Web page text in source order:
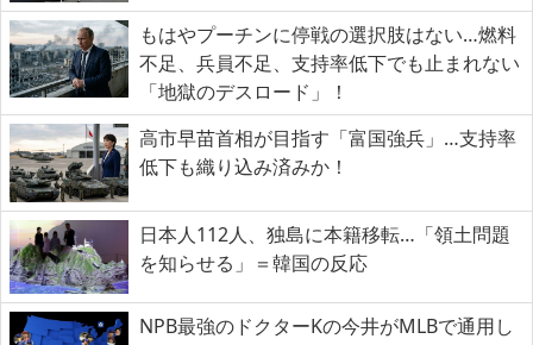
もはやプーチンに停戦の選択肢はない…燃料
不足、兵員不足、支持率低下でも止まれない
「地獄のデスロード」！
高市早苗首相が目指す「富国強兵」…支持率
低下も織り込み済みか！
日本人112人、独島に本籍移転…「領土問題
を知らせる」＝韓国の反応
NPB最強のドクターKの今井がMLBで通用し